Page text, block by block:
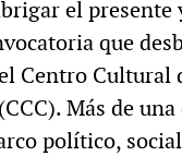
el presente
que
Centro Cultural
Más de una
político,